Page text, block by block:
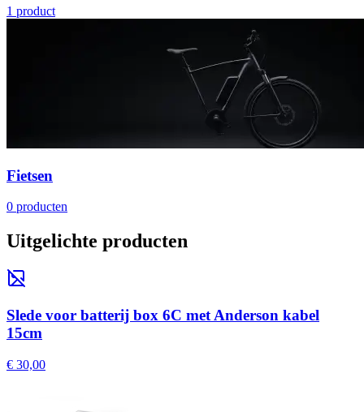
1 product
Fietsen
0 producten
Uitgelichte producten
Slede voor batterij box 6C met Anderson kabel
15cm
€ 30,00